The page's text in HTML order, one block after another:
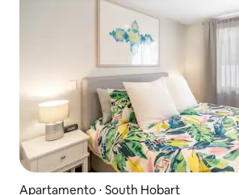
Apartamento ⋅ South Hobart